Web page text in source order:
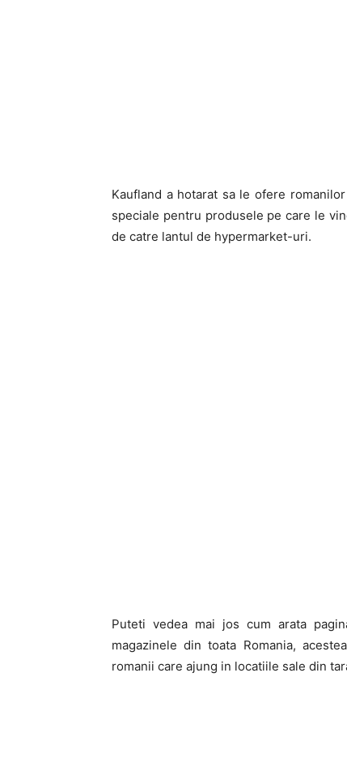
Kaufland a hotarat sa le ofere
speciale pentru produsele pe care le
de catre lantul de hypermarket-uri.
Puteti vedea mai jos cum arata
magazinele din toata Romania,
romanii care ajung in locatiile sale din